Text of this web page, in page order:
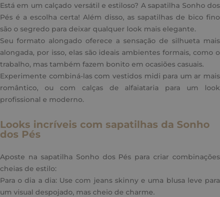
Está em um calçado versátil e estiloso? A sapatilha Sonho dos
Pés é a escolha certa! Além disso, as sapatilhas de bico fino
são o segredo para deixar qualquer look mais elegante.
Seu formato alongado oferece a sensação de silhueta mais
alongada, por isso, elas são ideais ambientes formais, como o
trabalho, mas também fazem bonito em ocasiões casuais.
Experimente combiná-las com vestidos midi para um ar mais
romântico, ou com calças de alfaiataria para um look
profissional e moderno.
Looks incríveis com sapatilhas da Sonho
dos Pés
Aposte na sapatilha Sonho dos Pés para criar combinações
cheias de estilo:
Para o dia a dia: Use com jeans skinny e uma blusa leve para
um visual despojado, mas cheio de charme.